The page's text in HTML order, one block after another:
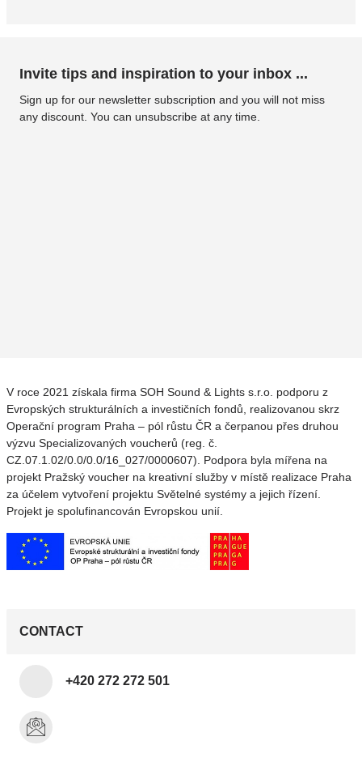
Invite tips and inspiration to your inbox ...
Sign up for our newsletter subscription and you will not miss
any discount. You can unsubscribe at any time.
V roce 2021 získala firma SOH Sound & Lights s.r.o. podporu z
Evropských strukturálních a investičních fondů, realizovanou skrz
Operační program Praha – pól růstu ČR a čerpanou přes druhou
výzvu Specializovaných voucherů (reg. č.
CZ.07.1.02/0.0/0.0/16_027/0000607). Podpora byla mířena na
projekt Pražský voucher na kreativní služby v místě realizace Praha
za účelem vytvoření projektu Světelné systémy a jejich řízení.
Projekt je spolufinancován Evropskou unií.
CONTACT
+420 272 272 501